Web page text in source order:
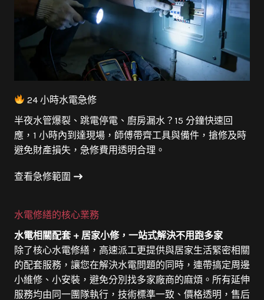
24 小時水電急修
半夜水管爆裂、跳電停電、廚房漏水？15 分鐘快速回
應，1 小時內到達現場，師傅帶齊工具與備件，搶修及時
避免財產損失，急修費用透明合理。
查看急修範圍
水電修繕的核心業務
水電相關配套 + 居家小修，一站式解決不用跑多家
除了核心水電修繕，高速派工更提供與居家生活緊密相關
的配套服務，讓您在解決水電問題的同時，連帶搞定周邊
小維修、小安裝，避免分別找多家廠商的麻煩。所有延伸
服務均由同一團隊執行，技術標準一致、價格透明，售后